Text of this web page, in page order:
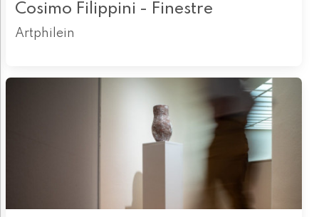
Cosimo Filippini - Finestre
Artphilein